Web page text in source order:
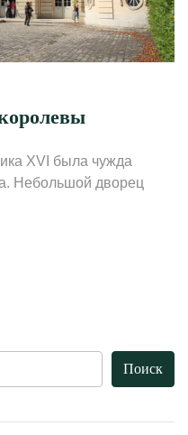
XVI была чужда
Небольшой дворец